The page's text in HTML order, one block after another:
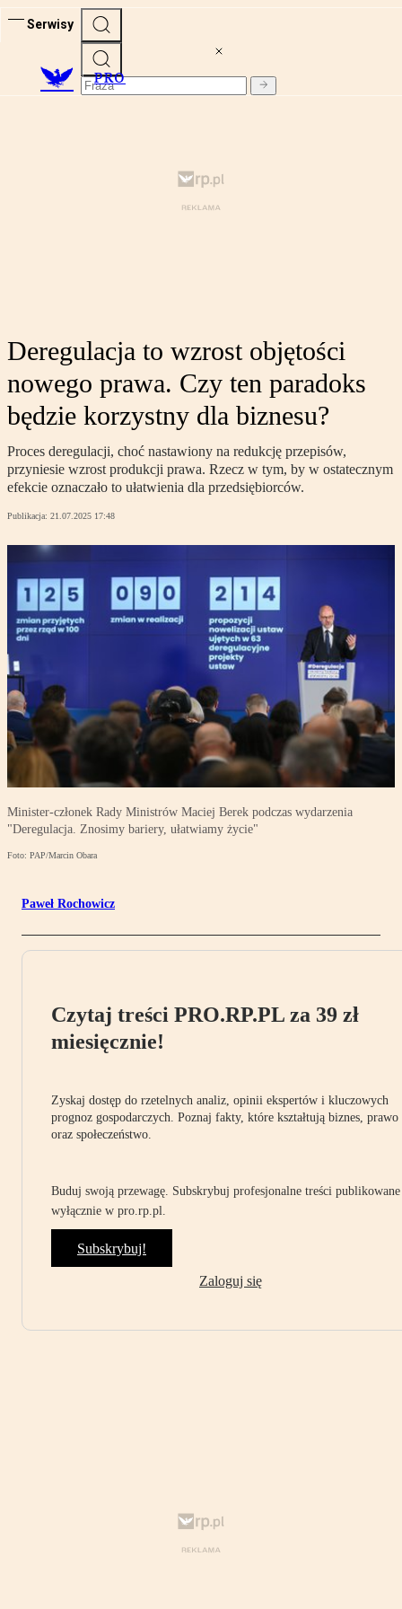
Serwisy
PRO
Deregulacja to wzrost objętości
nowego prawa. Czy ten paradoks
będzie korzystny dla biznesu?
Proces deregulacji, choć nastawiony na redukcję przepisów,
przyniesie wzrost produkcji prawa. Rzecz w tym, by w ostatecznym
efekcie oznaczało to ułatwienia dla przedsiębiorców.
Publikacja: 21.07.2025 17:48
Minister-członek Rady Ministrów Maciej Berek podczas wydarzenia
"Deregulacja. Znosimy bariery, ułatwiamy życie"
Foto: PAP/Marcin Obara
Paweł Rochowicz
Czytaj treści PRO.RP.PL za 39 zł
miesięcznie!
Zyskaj dostęp do rzetelnych analiz, opinii ekspertów i kluczowych
prognoz gospodarczych. Poznaj fakty, które kształtują biznes, prawo
oraz społeczeństwo.
Buduj swoją przewagę. Subskrybuj profesjonalne treści publikowane
wyłącznie w pro.rp.pl.
Subskrybuj!
Zaloguj się